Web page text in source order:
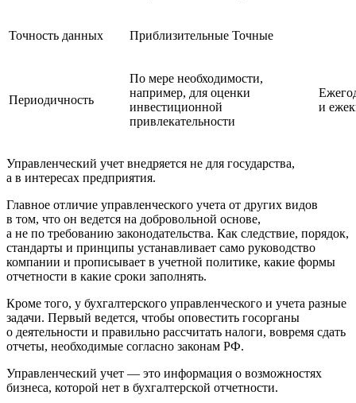
Точность данных Приблизительные Точные
Периодичность
По мере необходимости,
например, для оценки
инвестиционной
привлекательности
и
Управленческий учет внедряется не для государства,
а в интересах предприятия.
Главное отличие управленческого учета от других видов
в том, что он ведется на добровольной основе,
а не по требованию законодательства. Как следствие, порядок,
стандарты и принципы устанавливает само руководство
компании и прописывает в учетной политике, какие формы
отчетности в какие сроки заполнять.
Кроме того, у бухгалтерского управленческого и учета разные
задачи. Первый ведется, чтобы оповестить госорганы
о деятельности и правильно рассчитать налоги, вовремя сдать
отчеты, необходимые согласно законам РФ.
Управленческий учет — это информация о возможностях
бизнеса, которой нет в бухгалтерской отчетности.